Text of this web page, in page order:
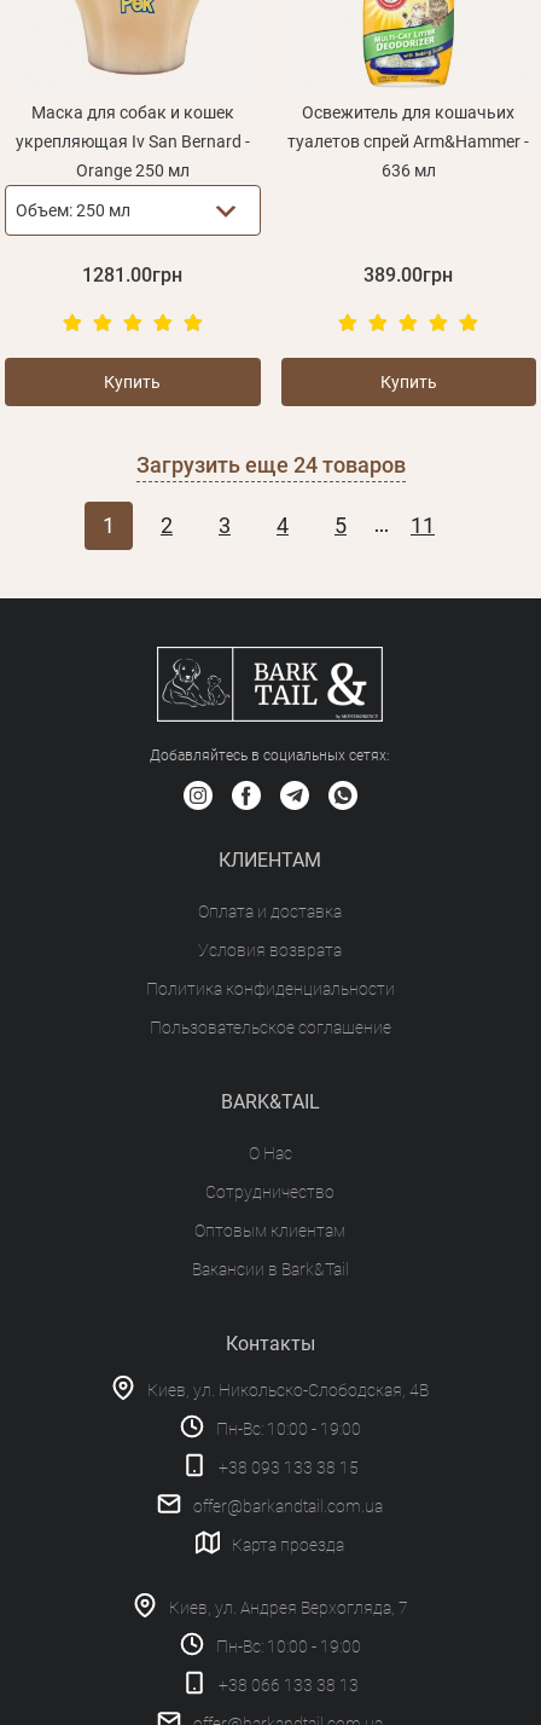
Маска для собак и кошек
укрепляющая Iv San Bernard -
Orange 250 мл
Объем:250 мл
1281.00грн
Купить
Освежитель для кошачьих
туалетов спрей Arm&Hammer -
636 мл
389.00грн
Купить
Загрузить еще 24товаров
1 2 3 4 5 ... 11
Добавляйтесь в социальных сетяx:
КЛИЕНТАМ
Оплата и доставка
Условия возврата
Политика конфиденциальности
Пользовательское соглашение
BARK&TAIL
О Нас
Сотрудничество
Оптовым клиентам
Вакансии в Bark&Tail
Контакты
Киев, ул. Никольско-Слободская, 4В
Пн-Вс: 10:00 - 19:00
+38 093 133 38 15
offer@barkandtail.com.ua
Карта проезда
Киев, ул. Андрея Верхогляда, 7
Пн-Вс: 10:00 - 19:00
+38 066 133 38 13